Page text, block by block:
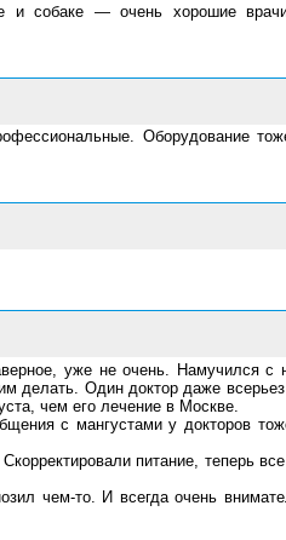
и собаке — очень хорошие
Оборудование
уже не очень. Намучился с
делать. Один доктор даже
чем его лечение в Москве.
с мангустами у докторов
питание, теперь все
чем-то. И всегда очень